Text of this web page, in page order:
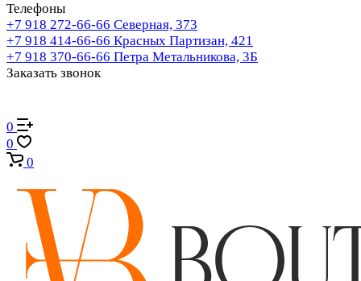
Телефоны
+7 918 272-66-66 Северная, 373
+7 918 414-66-66 Красных Партизан, 421
+7 918 370-66-66 Петра Метальникова, 3Б
Заказать звонок
0
0
0